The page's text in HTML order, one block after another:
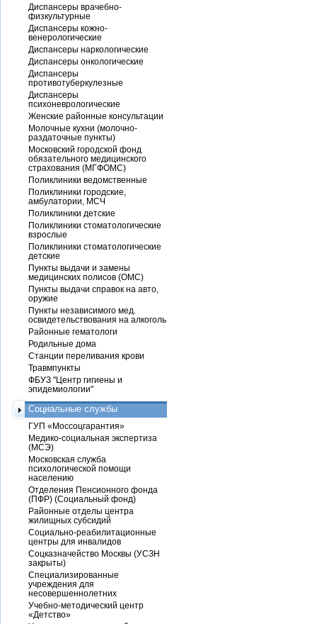
Диспансеры врачебно-
физкультурные
Диспансеры кожно-
венерологические
Диспансеры наркологические
Диспансеры онкологические
Диспансеры
противотуберкулезные
Диспансеры
психоневрологические
Женские районные консультации
Молочные кухни (молочно-
раздаточные пункты)
Московский городской фонд
обязательного медицинского
страхования (МГФОМС)
Поликлиники ведомственные
Поликлиники городские,
амбулатории, МСЧ
Поликлиники детские
Поликлиники стоматологические
взрослые
Поликлиники стоматологические
детские
Пункты выдачи и замены
медицинских полисов (ОМС)
Пункты выдачи справок на авто,
оружие
Пункты независимого мед.
освидетельствования на алкоголь
Районные гематологи
Родильные дома
Станции переливания крови
Травмпункты
ФБУЗ "Центр гигиены и
эпидемиологии"
Социальные службы
ГУП «Моссоцгарантия»
Медико-социальная экспертиза
(МСЭ)
Московская служба
психологической помощи
населению
Отделения Пенсионного фонда
(ПФР) (Социальный фонд)
Районные отделы центра
жилищных субсидий
Социально-реабилитационные
центры для инвалидов
Соцказначейство Москвы (УСЗН
закрыты)
Специализированные
учреждения для
несовершеннолетних
Учебно-методический центр
«Детство»